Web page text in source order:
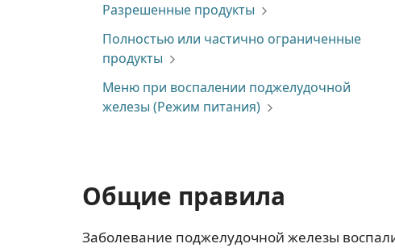
Разрешенные продукты
Полностью или частично ограниченные
продукты
Меню при воспалении поджелудочной
железы (Режим питания)
Общие правила
Заболевание поджелудочной железы